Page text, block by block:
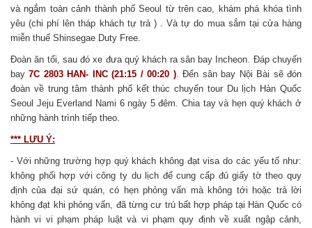
và ngắm toàn cảnh thành phố Seoul từ trên cao, khám phá khóa tình
yêu (chi phí lên tháp khách tự trả ) . Và tự do mua sắm tại cửa hàng
miễn thuế Shinsegae Duty Free.
Đoàn ăn tối, sau đó xe đưa quý khách ra sân bay Incheon. Đáp chuyến
bay7C 2803 HAN- INC (21:15 / 00:20 ). Đến sân bay Nội Bài sẽ đón
đoàn về trung tâm thành phố kết thúc chuyến tour Du lịch Hàn Quốc
Seoul Jeju Everland Nami 6 ngày 5 đêm. Chia tay và hẹn quý khách ở
những hành trình tiếp theo.
*** LƯU Ý:
- Với những trường hợp quý khách không đạt visa do các yếu tố như:
không phối hợp với công ty du lịch để cung cấp đủ giấy tờ theo quy
định của đại sứ quán, có hẹn phỏng vấn mà không tới hoặc trả lời
không đạt khi phỏng vấn, đã từng cư trú bất hợp pháp tại Hàn Quốc có
hành vi vi phạm pháp luật và vi phạm quy định về xuất ngập cảnh,